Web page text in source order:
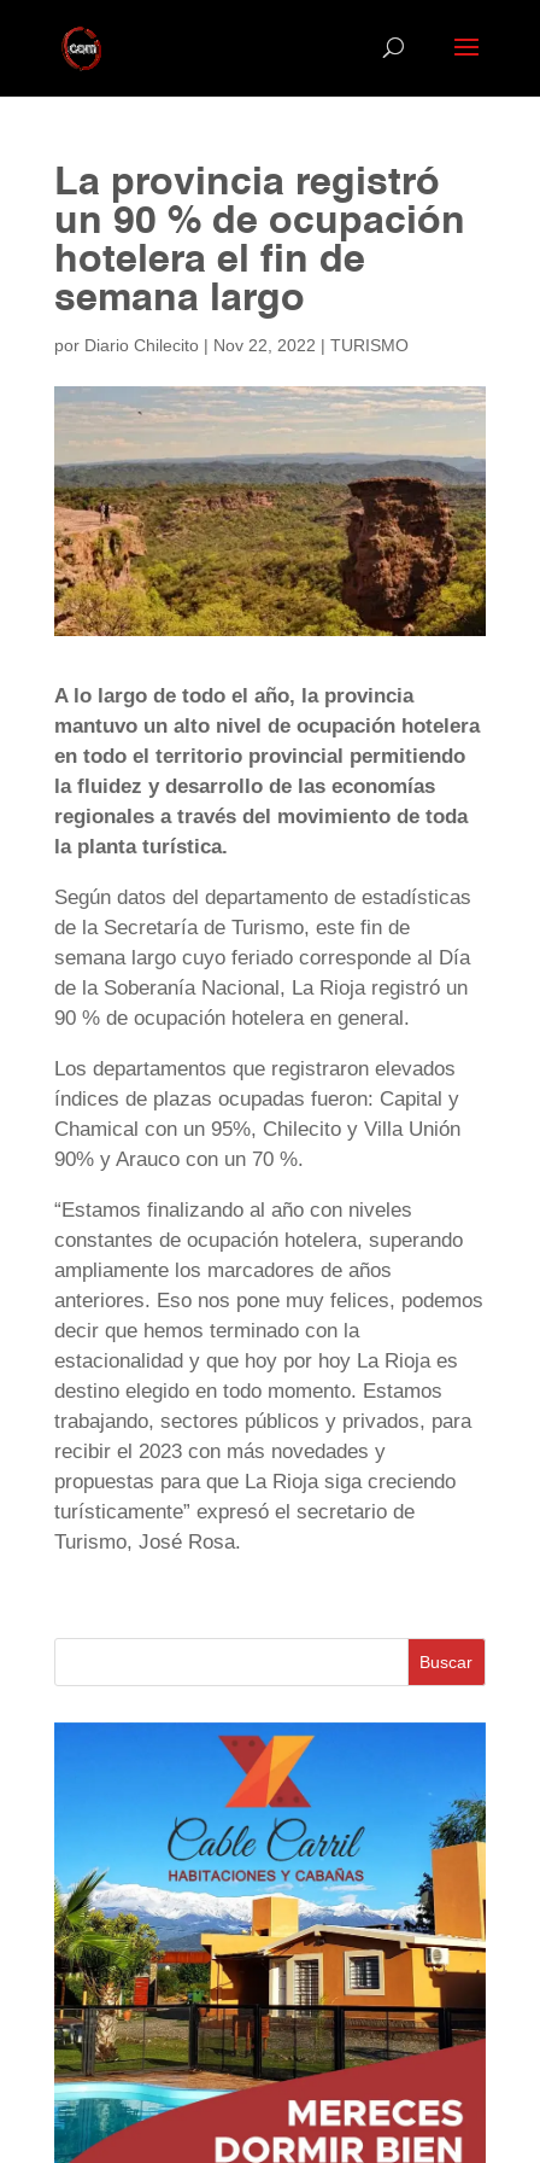
La provincia registró
un 90 % de ocupación
hotelera el fin de
semana largo
por Diario Chilecito| Nov 22, 2022 | TURISMO
A lo largo de todo el año, la provincia
mantuvo un alto nivel de ocupación hotelera
en todo el territorio provincial permitiendo
la fluidez y desarrollo de las economías
regionales a través del movimiento de toda
la planta turística.
Según datos del departamento de estadísticas
de la Secretaría de Turismo, este fin de
semana largo cuyo feriado corresponde al Día
de la Soberanía Nacional, La Rioja registró un
90 % de ocupación hotelera en general.
Los departamentos que registraron elevados
índices de plazas ocupadas fueron: Capital y
Chamical con un 95%, Chilecito y Villa Unión
90% y Arauco con un 70 %.
“Estamos finalizando al año con niveles
constantes de ocupación hotelera, superando
ampliamente los marcadores de años
anteriores. Eso nos pone muy felices, podemos
decir que hemos terminado con la
estacionalidad y que hoy por hoy La Rioja es
destino elegido en todo momento. Estamos
trabajando, sectores públicos y privados, para
recibir el 2023 con más novedades y
propuestas para que La Rioja siga creciendo
turísticamente” expresó el secretario de
Turismo, José Rosa.
Buscar